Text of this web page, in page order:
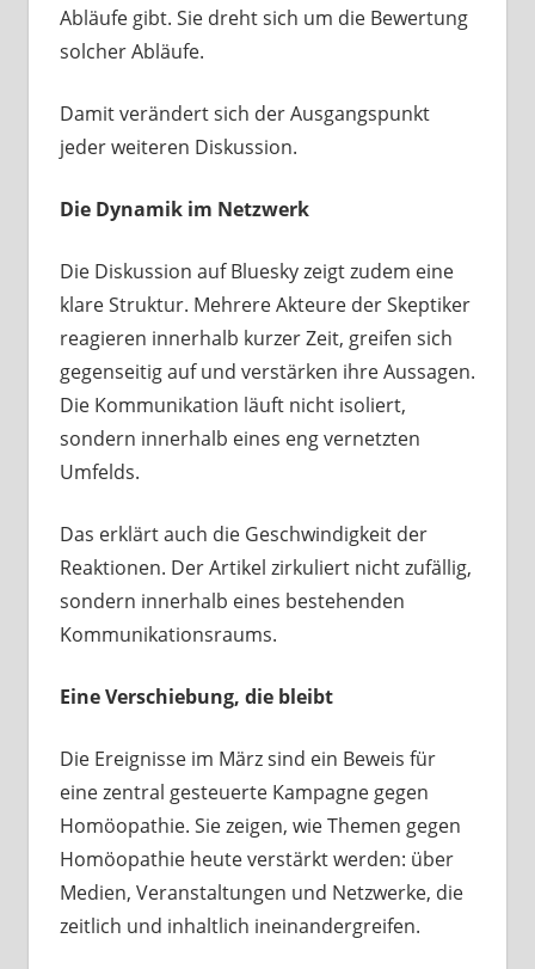
Abläufe gibt. Sie dreht sich um die Bewertung
solcher Abläufe.
Damit verändert sich der Ausgangspunkt
jeder weiteren Diskussion.
Die Dynamik im Netzwerk
Die Diskussion auf Bluesky zeigt zudem eine
klare Struktur. Mehrere Akteure der Skeptiker
reagieren innerhalb kurzer Zeit, greifen sich
gegenseitig auf und verstärken ihre Aussagen.
Die Kommunikation läuft nicht isoliert,
sondern innerhalb eines eng vernetzten
Umfelds.
Das erklärt auch die Geschwindigkeit der
Reaktionen. Der Artikel zirkuliert nicht zufällig,
sondern innerhalb eines bestehenden
Kommunikationsraums.
Eine Verschiebung, die bleibt
Die Ereignisse im März sind ein Beweis für
eine zentral gesteuerte Kampagne gegen
Homöopathie. Sie zeigen, wie Themen gegen
Homöopathie heute verstärkt werden: über
Medien, Veranstaltungen und Netzwerke, die
zeitlich und inhaltlich ineinandergreifen.